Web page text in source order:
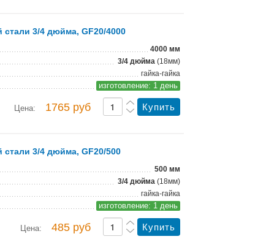
3/4 дюйма, GF20/4000
4000 мм
3/4 дюйма(18мм)
гайка-гайка
изготовление: 1 день
Цена: 1765 руб
3/4 дюйма, GF20/500
500 мм
3/4 дюйма(18мм)
гайка-гайка
изготовление: 1 день
Цена: 485 руб